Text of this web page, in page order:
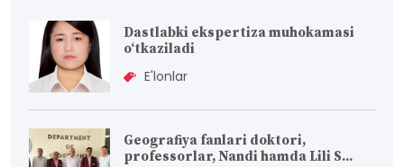
Dastlabki ekspertiza muhokamasi
o‘tkaziladi
E'lonlar
Geografiya fanlari doktori,
professorlar, Nandi hamda Lili S...